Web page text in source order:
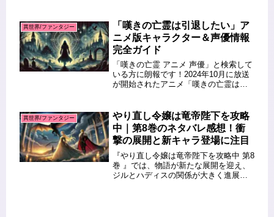
信サービスの情報を徹底的に解説しま
す。「見逃したけど再放送はある？...
異世界/ファンタジー
「嘆きの亡霊は引退したい」ア
ニメ版キャラクター＆声優情報
完全ガイド
「嘆きの亡霊 アニメ 声優」と検索して
いる方に朗報です！2024年10月に放送
が開始されたアニメ「嘆きの亡霊は引
の記事では、主人公クライをはじめと
する登場キャラクターの特徴...
異世界/ファンタジー
やり直し令嬢は竜帝陛下を攻略
中｜第8巻のネタバレ感想！衝
撃の展開と新キャラ登場に注目
『やり直し令嬢は竜帝陛下を攻略中 第8
巻 』では、物語が新たな展開を迎え、
ジルとハディスの関係が大きく進展し